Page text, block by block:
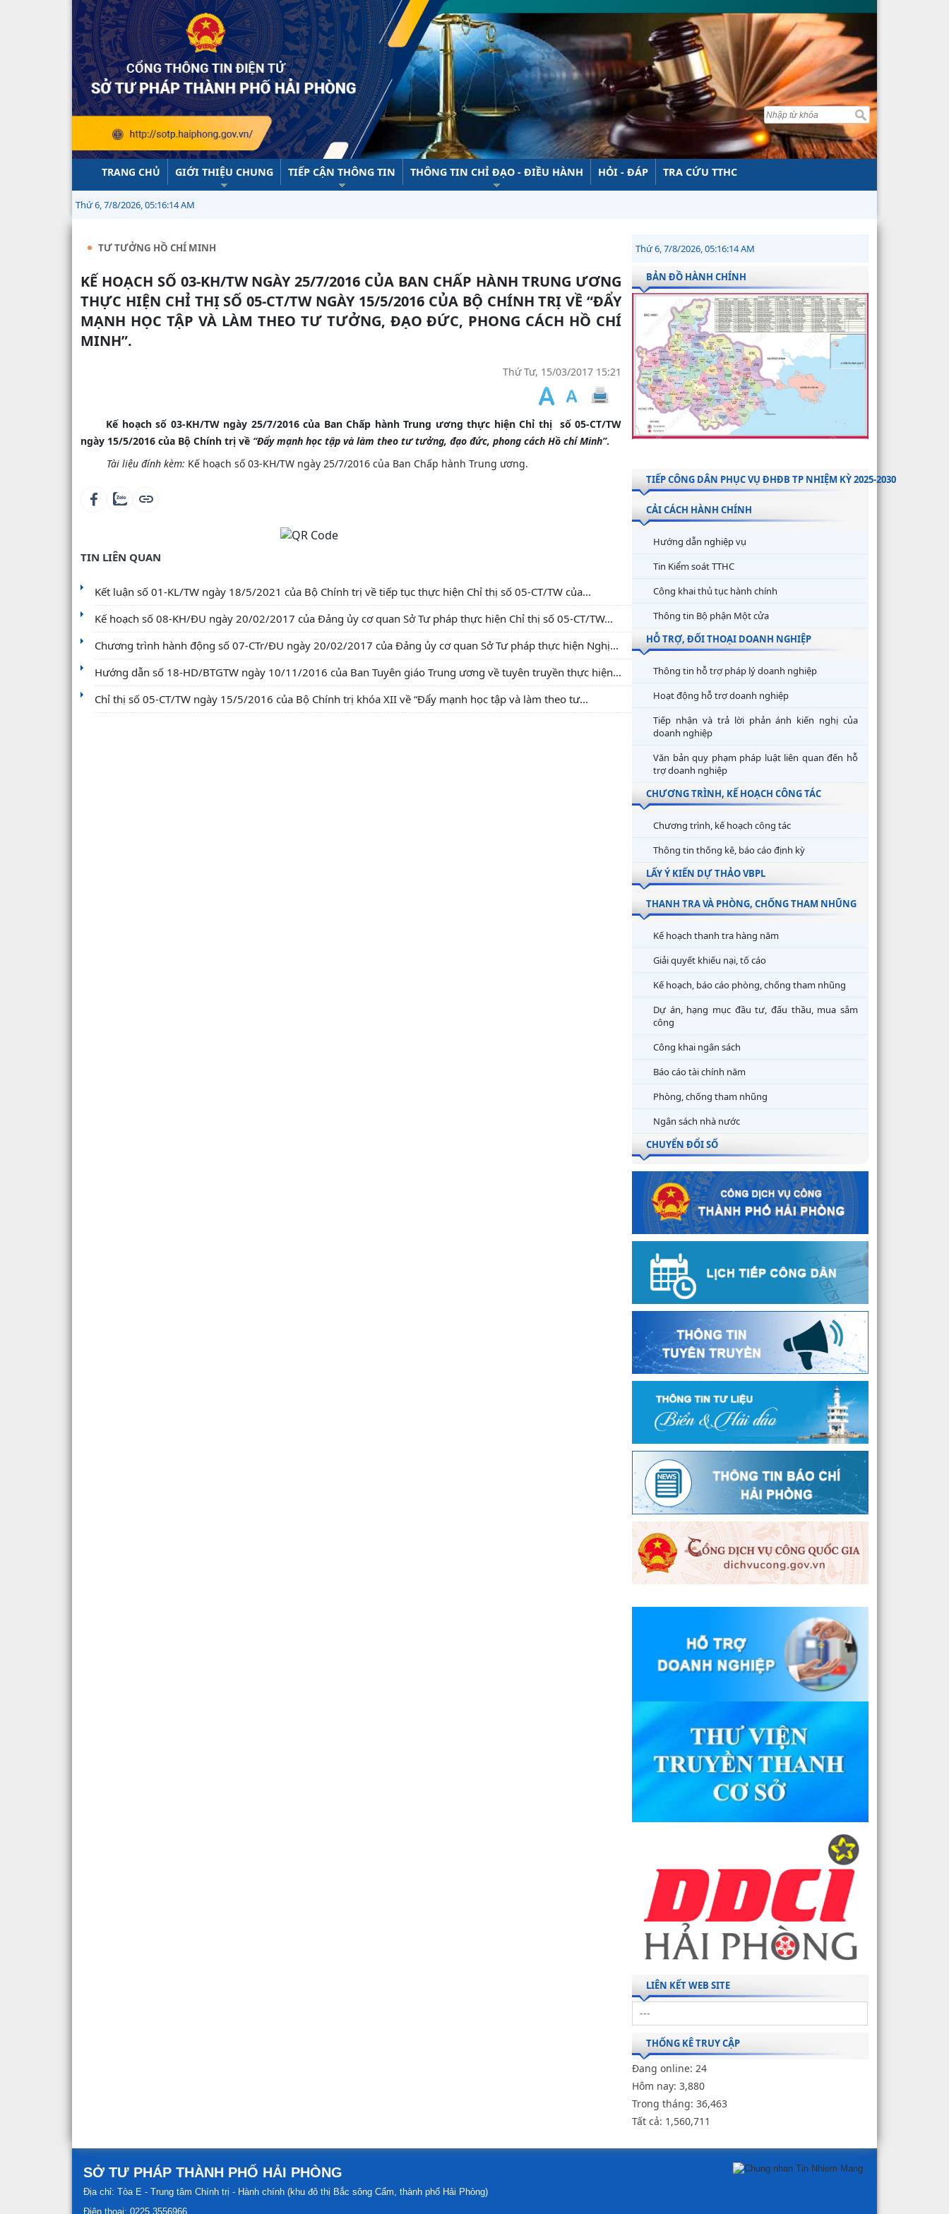
TRANG CHỦ GIỚI THIỆU CHUNG TIẾP CẬN THÔNG TIN THÔNG TIN CHỈ ĐẠO - ĐIỀU HÀNH HỎI - ĐÁP TRA CỨU TTHC
Thứ 6, 7/8/2026, 05:16:15 AM
TƯ TƯỞNG HỒ CHÍ MINH
KẾ HOẠCH SỐ 03-KH/TW NGÀY 25/7/2016 CỦA BAN CHẤP HÀNH TRUNG ƯƠNG
THỰC HIỆN CHỈ THỊ SỐ 05-CT/TW NGÀY 15/5/2016 CỦA BỘ CHÍNH TRỊ VỀ “ĐẨY
MẠNH HỌC TẬP VÀ LÀM THEO TƯ TƯỞNG, ĐẠO ĐỨC, PHONG CÁCH HỒ CHÍ
MINH”.
Thứ Tư, 15/03/2017 15:21
Kế hoạch số 03-KH/TW ngày 25/7/2016 của Ban Chấp hành Trung ương thực hiện Chỉ thị số 05-CT/TW
ngày 15/5/2016 của Bộ Chính trị về “Đẩy mạnh học tập và làm theo tư tưởng, đạo đức, phong cách Hồ chí Minh”.
Tài liệu đính kèm: Kế hoạch số 03-KH/TW ngày 25/7/2016 của Ban Chấp hành Trung ương.
TIN LIÊN QUAN
Kết luận số 01-KL/TW ngày 18/5/2021 của Bộ Chính trị về tiếp tục thực hiện Chỉ thị số 05-CT/TW của...
Kế hoạch số 08-KH/ĐU ngày 20/02/2017 của Đảng ủy cơ quan Sở Tư pháp thực hiện Chỉ thị số 05-CT/TW...
Chương trình hành động số 07-CTr/ĐU ngày 20/02/2017 của Đảng ủy cơ quan Sở Tư pháp thực hiện Nghị...
Hướng dẫn số 18-HD/BTGTW ngày 10/11/2016 của Ban Tuyên giáo Trung ương về tuyên truyền thực hiện...
Chỉ thị số 05-CT/TW ngày 15/5/2016 của Bộ Chính trị khóa XII về “Đẩy mạnh học tập và làm theo tư...
Thứ 6, 7/8/2026, 05:16:15 AM
BẢN ĐỒ HÀNH CHÍNH
TIẾP CÔNG DÂN PHỤC VỤ ĐHĐB TP NHIỆM KỲ 2025-2030
CẢI CÁCH HÀNH CHÍNH
Hướng dẫn nghiệp vụ
Tin Kiểm soát TTHC
Công khai thủ tục hành chính
Thông tin Bộ phận Một cửa
HỖ TRỢ, ĐỐI THOẠI DOANH NGHIỆP
Thông tin hỗ trợ pháp lý doanh nghiệp
Hoạt động hỗ trợ doanh nghiệp
Tiếp nhận và trả lời phản ánh kiến nghị của
doanh nghiệp
Văn bản quy phạm pháp luật liên quan đến hỗ
trợ doanh nghiệp
CHƯƠNG TRÌNH, KẾ HOẠCH CÔNG TÁC
Chương trình, kế hoạch công tác
Thông tin thống kê, báo cáo định kỳ
LẤY Ý KIẾN DỰ THẢO VBPL
THANH TRA VÀ PHÒNG, CHỐNG THAM NHŨNG
Kế hoạch thanh tra hàng năm
Giải quyết khiếu nại, tố cáo
Kế hoạch, báo cáo phòng, chống tham nhũng
Dự án, hạng mục đầu tư, đấu thầu, mua sắm
công
Công khai ngân sách
Báo cáo tài chính năm
Phòng, chống tham nhũng
Ngân sách nhà nước
CHUYỂN ĐỔI SỐ
LIÊN KẾT WEB SITE
THỐNG KÊ TRUY CẬP
Đang online: 24
Hôm nay: 3,880
Trong tháng: 36,463
Tất cả: 1,560,711
SỞ TƯ PHÁP THÀNH PHỐ HẢI PHÒNG
Địa chỉ: Tòa E - Trung tâm Chính trị - Hành chính (khu đô thị Bắc sông Cấm, thành phố Hải Phòng)
Điện thoại: 0225.3556966